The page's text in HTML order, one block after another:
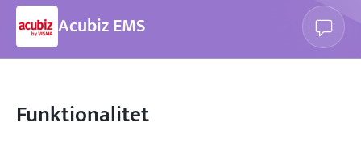
Acubiz EMS
Funktionalitet